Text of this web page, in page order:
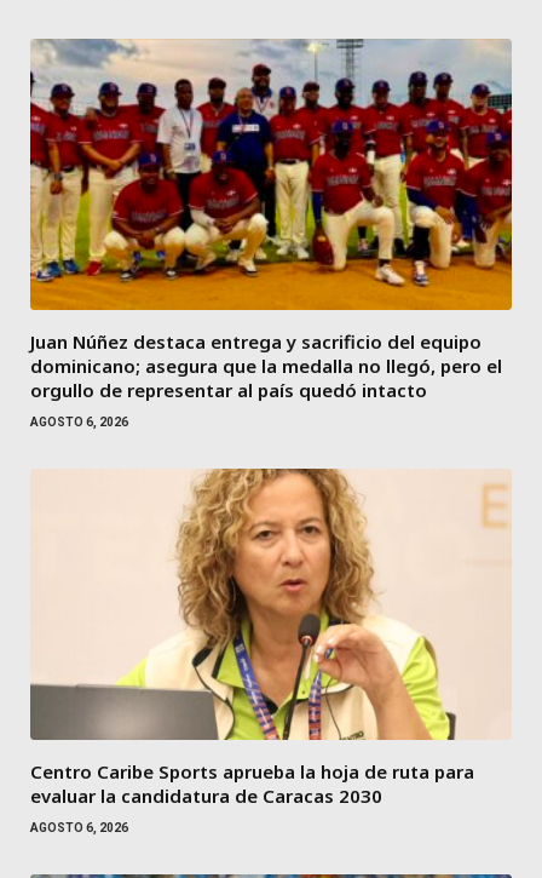
Juan Núñez destaca entrega y sacrificio del equipo
dominicano; asegura que la medalla no llegó, pero el
orgullo de representar al país quedó intacto
AGOSTO 6, 2026
Centro Caribe Sports aprueba la hoja de ruta para
evaluar la candidatura de Caracas 2030
AGOSTO 6, 2026